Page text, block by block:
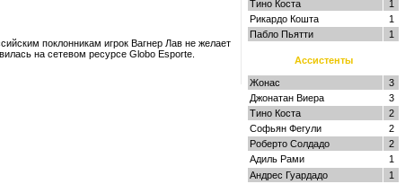
поклонникам игрок Вагнер Лав не желает
на сетевом ресурсе Globo Esporte.
Тино Коста
1
Рикардо Кошта
1
Пабло Пьятти
1
Ассистенты
Жонас
3
Джонатан Виера
3
Тино Коста
2
Софьян Фегули
2
Роберто Солдадо
2
Адиль Рами
1
Андрес Гуардадо
1